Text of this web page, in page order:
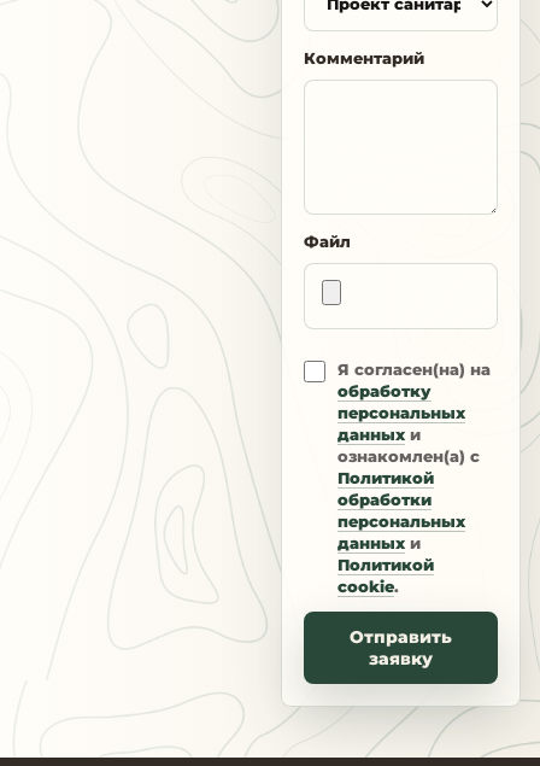
Комментарий
Файл
Я согласен(на) на
обработку
персональных
данных и
ознакомлен(а) с
Политикой
обработки
персональных
данных и
Политикой
cookie.
Отправить
заявку